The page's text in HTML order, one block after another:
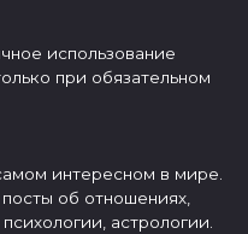
использование
при обязательном
интересном в мире.
об отношениях,
астрологии.